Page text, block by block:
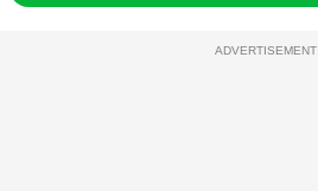
ADVERTISEMENT